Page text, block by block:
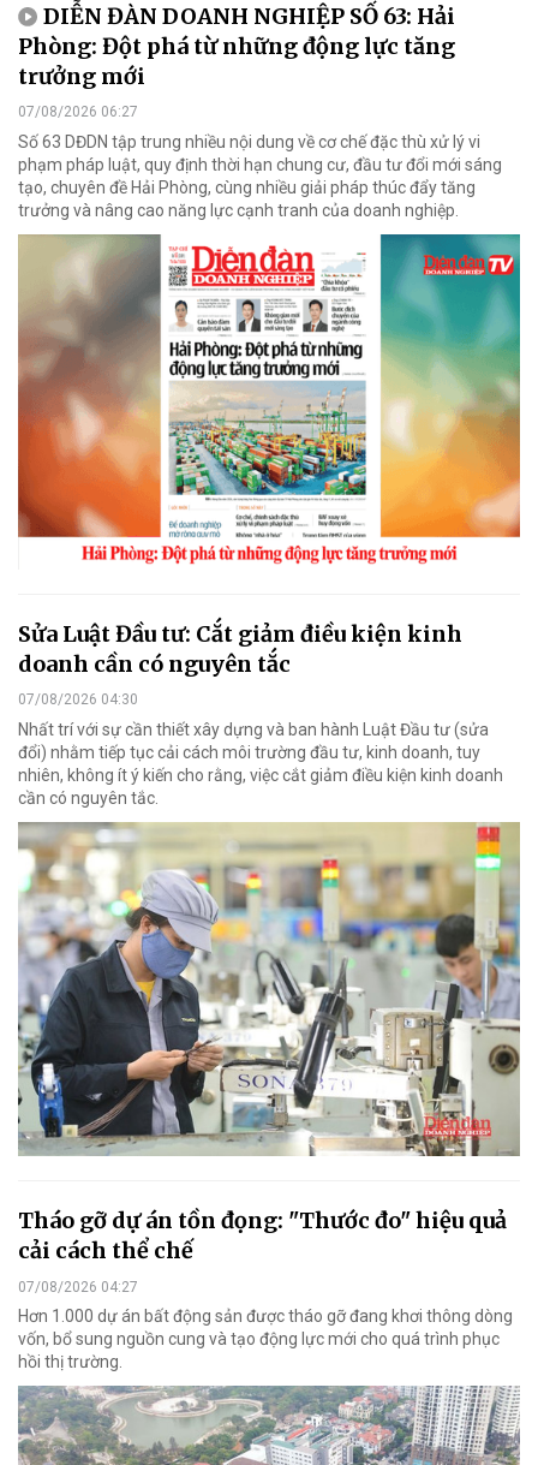
DIỄN ĐÀN DOANH NGHIỆP SỐ 63: Hải
Phòng: Đột phá từ những động lực tăng
trưởng mới
07/08/2026 06:27
Số 63 DĐDN tập trung nhiều nội dung về cơ chế đặc thù xử lý vi
phạm pháp luật, quy định thời hạn chung cư, đầu tư đổi mới sáng
tạo, chuyên đề Hải Phòng, cùng nhiều giải pháp thúc đẩy tăng
trưởng và nâng cao năng lực cạnh tranh của doanh nghiệp.
Sửa Luật Đầu tư: Cắt giảm điều kiện kinh
doanh cần có nguyên tắc
07/08/2026 04:30
Nhất trí với sự cần thiết xây dựng và ban hành Luật Đầu tư (sửa
đổi) nhằm tiếp tục cải cách môi trường đầu tư, kinh doanh, tuy
nhiên, không ít ý kiến cho rằng, việc cắt giảm điều kiện kinh doanh
cần có nguyên tắc.
Tháo gỡ dự án tồn đọng: "Thước đo" hiệu quả
cải cách thể chế
07/08/2026 04:27
Hơn 1.000 dự án bất động sản được tháo gỡ đang khơi thông dòng
vốn, bổ sung nguồn cung và tạo động lực mới cho quá trình phục
hồi thị trường.